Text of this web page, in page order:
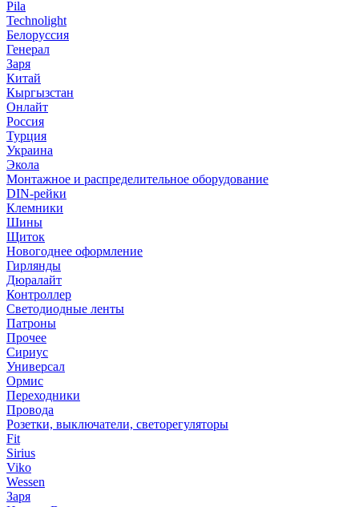
Pila
Technolight
Белоруссия
Генерал
Заря
Китай
Кыргызстан
Онлайт
Россия
Турция
Украина
Экола
Монтажное и распределительное оборудование
DIN-рейки
Клемники
Шины
Щиток
Новогоднее оформление
Гирлянды
Дюралайт
Контроллер
Светодиодные ленты
Патроны
Прочее
Сириус
Универсал
Ормис
Переходники
Провода
Розетки, выключатели, светорегуляторы
Fit
Sirius
Viko
Wessen
Заря